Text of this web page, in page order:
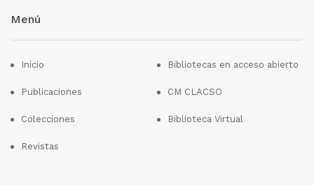
Menú
Inicio
Publicaciones
Colecciones
Revistas
Bibliotecas en acceso abierto
CM CLACSO
Biblioteca Virtual